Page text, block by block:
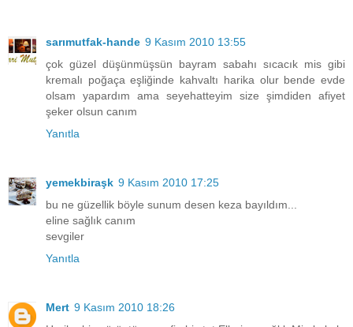
sarımutfak-hande 9 Kasım 2010 13:55
çok güzel düşünmüşsün bayram sabahı sıcacık mis gibi
kremalı poğaça eşliğinde kahvaltı harika olur bende evde
olsam yapardım ama seyehatteyim size şimdiden afiyet
şeker olsun canım
Yanıtla
yemekbiraşk 9 Kasım 2010 17:25
bu ne güzellik böyle sunum desen keza bayıldım...
eline sağlık canım
sevgiler
Yanıtla
Mert 9 Kasım 2010 18:26